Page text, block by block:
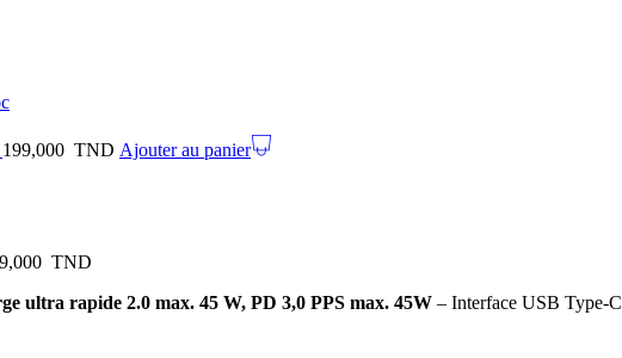
199,000 TND Ajouter au panier
TND
ultra rapide 2.0 max. 45 W, PD 3,0 PPS max. 45W – Interface USB Type-C